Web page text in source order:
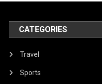
CATEGORIES
Travel
Sports